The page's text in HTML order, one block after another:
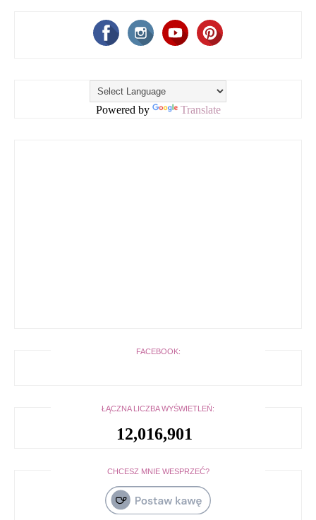
Powered by Translate
FACEBOOK:
ŁĄCZNA LICZBA WYŚWIETLEŃ:
12,016,901
CHCESZ MNIE WESPRZEĆ?